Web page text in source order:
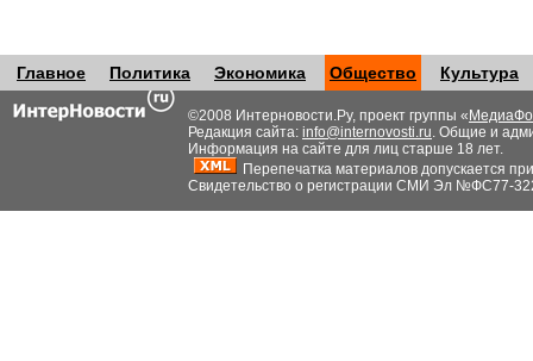
Главное Политика Экономика Общество Культура
©2008 Интерновости.Ру, проект группы «
Редакция сайта: info@internovosti.ru. Общие и
Информация на сайте для лиц старше 18 лет.
Перепечатка материалов допускается
Свидетельство о регистрации СМИ Эл №ФС77-